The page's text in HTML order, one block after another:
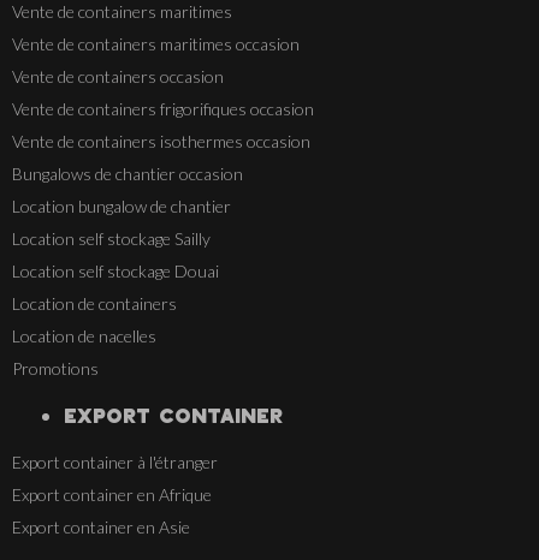
Vente de containers maritimes
Vente de containers maritimes occasion
Vente de containers occasion
Vente de containers frigorifiques occasion
Vente de containers isothermes occasion
Bungalows de chantier occasion
Location bungalow de chantier
Location self stockage Sailly
Location self stockage Douai
Location de containers
Location de nacelles
Promotions
EXPORT CONTAINER
Export container à l'étranger
Export container en Afrique
Export container en Asie